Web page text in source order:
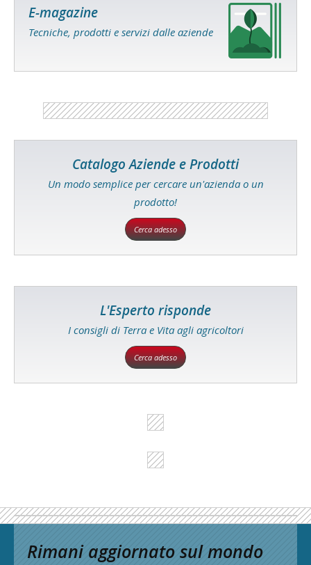
E-magazine
Tecniche, prodotti e servizi dalle aziende
Catalogo Aziende e Prodotti
Un modo semplice per cercare un'azienda o un
prodotto!
Cerca adesso
L'Esperto risponde
I consigli di Terra e Vita agli agricoltori
Cerca adesso
Rimani aggiornato sul mondo